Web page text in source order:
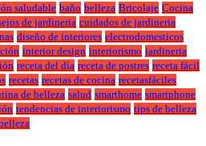
saludable baño belleza Bricolaje Cocina
de jardineria cuidados de jardineria
diseño de interiores electrodomesticos
interior design interiorismo jardineria
receta del día receta de postres receta fácil
recetas recetas de cocina recetasfáciles
de belleza salud smarthome smartphone
tendencias de interiorismo tips de belleza